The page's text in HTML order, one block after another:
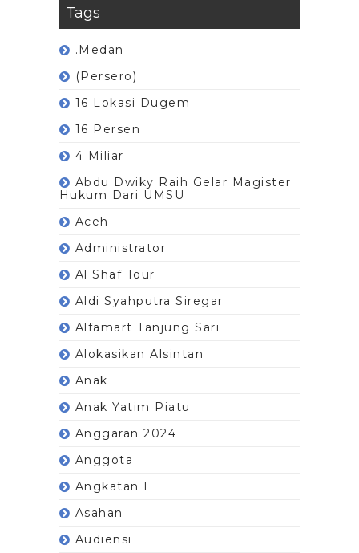
Tags
.Medan
(Persero)
16 Lokasi Dugem
16 Persen
4 Miliar
Abdu Dwiky Raih Gelar Magister
Hukum Dari UMSU
Aceh
Administrator
Al Shaf Tour
Aldi Syahputra Siregar
Alfamart Tanjung Sari
Alokasikan Alsintan
Anak
Anak Yatim Piatu
Anggaran 2024
Anggota
Angkatan I
Asahan
Audiensi